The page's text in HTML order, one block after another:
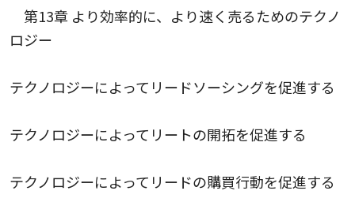
第13章 より効率的に、より速く売るためのテクノ
ロジー
テクノロジーによってリードソーシングを促進する
テクノロジーによってリートの開拓を促進する
テクノロジーによってリードの購買行動を促進する